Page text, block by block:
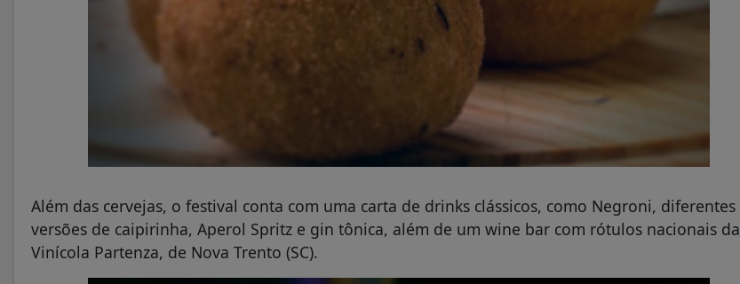
Além das cervejas, o festival conta com uma carta de drinks clássicos, como Negroni, diferentes
versões de caipirinha, Aperol Spritz e gin tônica, além de um wine bar com rótulos nacionais da
Vinícola Partenza, de Nova Trento (SC).